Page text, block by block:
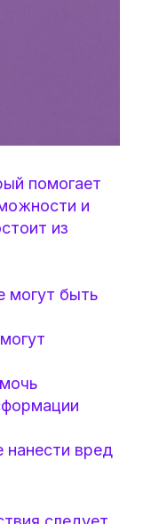
помогает
и
из
могут быть
вред